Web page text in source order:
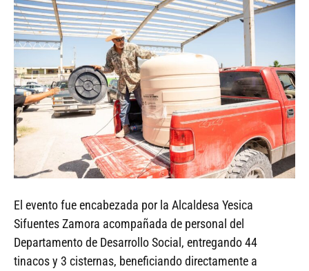
El evento fue encabezada por la Alcaldesa Yesica
Sifuentes Zamora acompañada de personal del
Departamento de Desarrollo Social, entregando 44
tinacos y 3 cisternas, beneficiando directamente a